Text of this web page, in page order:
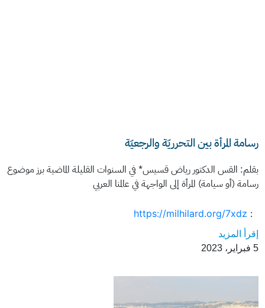
رسامة المرأة بين التحرريّة والرجعيّة
بقلم: القس الدكتور رياض قسيس* في السنوات القليلة الماضية برز موضوع
رسامة (أو سيامة) المرأة إلى الواجهة في عالمنا العربي
:
https://milhilard.org/7xdz
إقرأ المزيد
5 فبراير، 2023